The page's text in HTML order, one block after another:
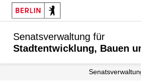
Senatsverwaltung für
Stadtentwicklung, Bauen